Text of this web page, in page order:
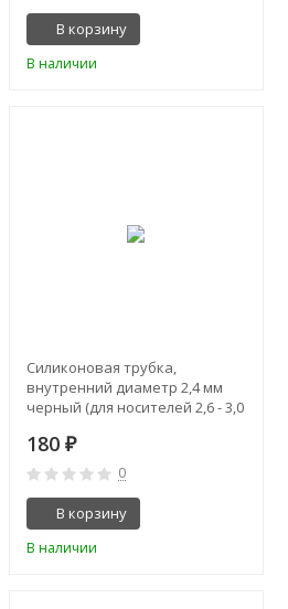
В корзину
В наличии
Силиконовая трубка,
внутренний диаметр 2,4 мм
черный (для носителей 2,6 - 3,0
180 ₽
0
В корзину
В наличии